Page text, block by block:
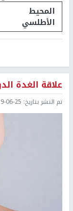
المحيط
الأطلسي
علاقة الغدة
تم النشر بتاريخ: 25 13:13